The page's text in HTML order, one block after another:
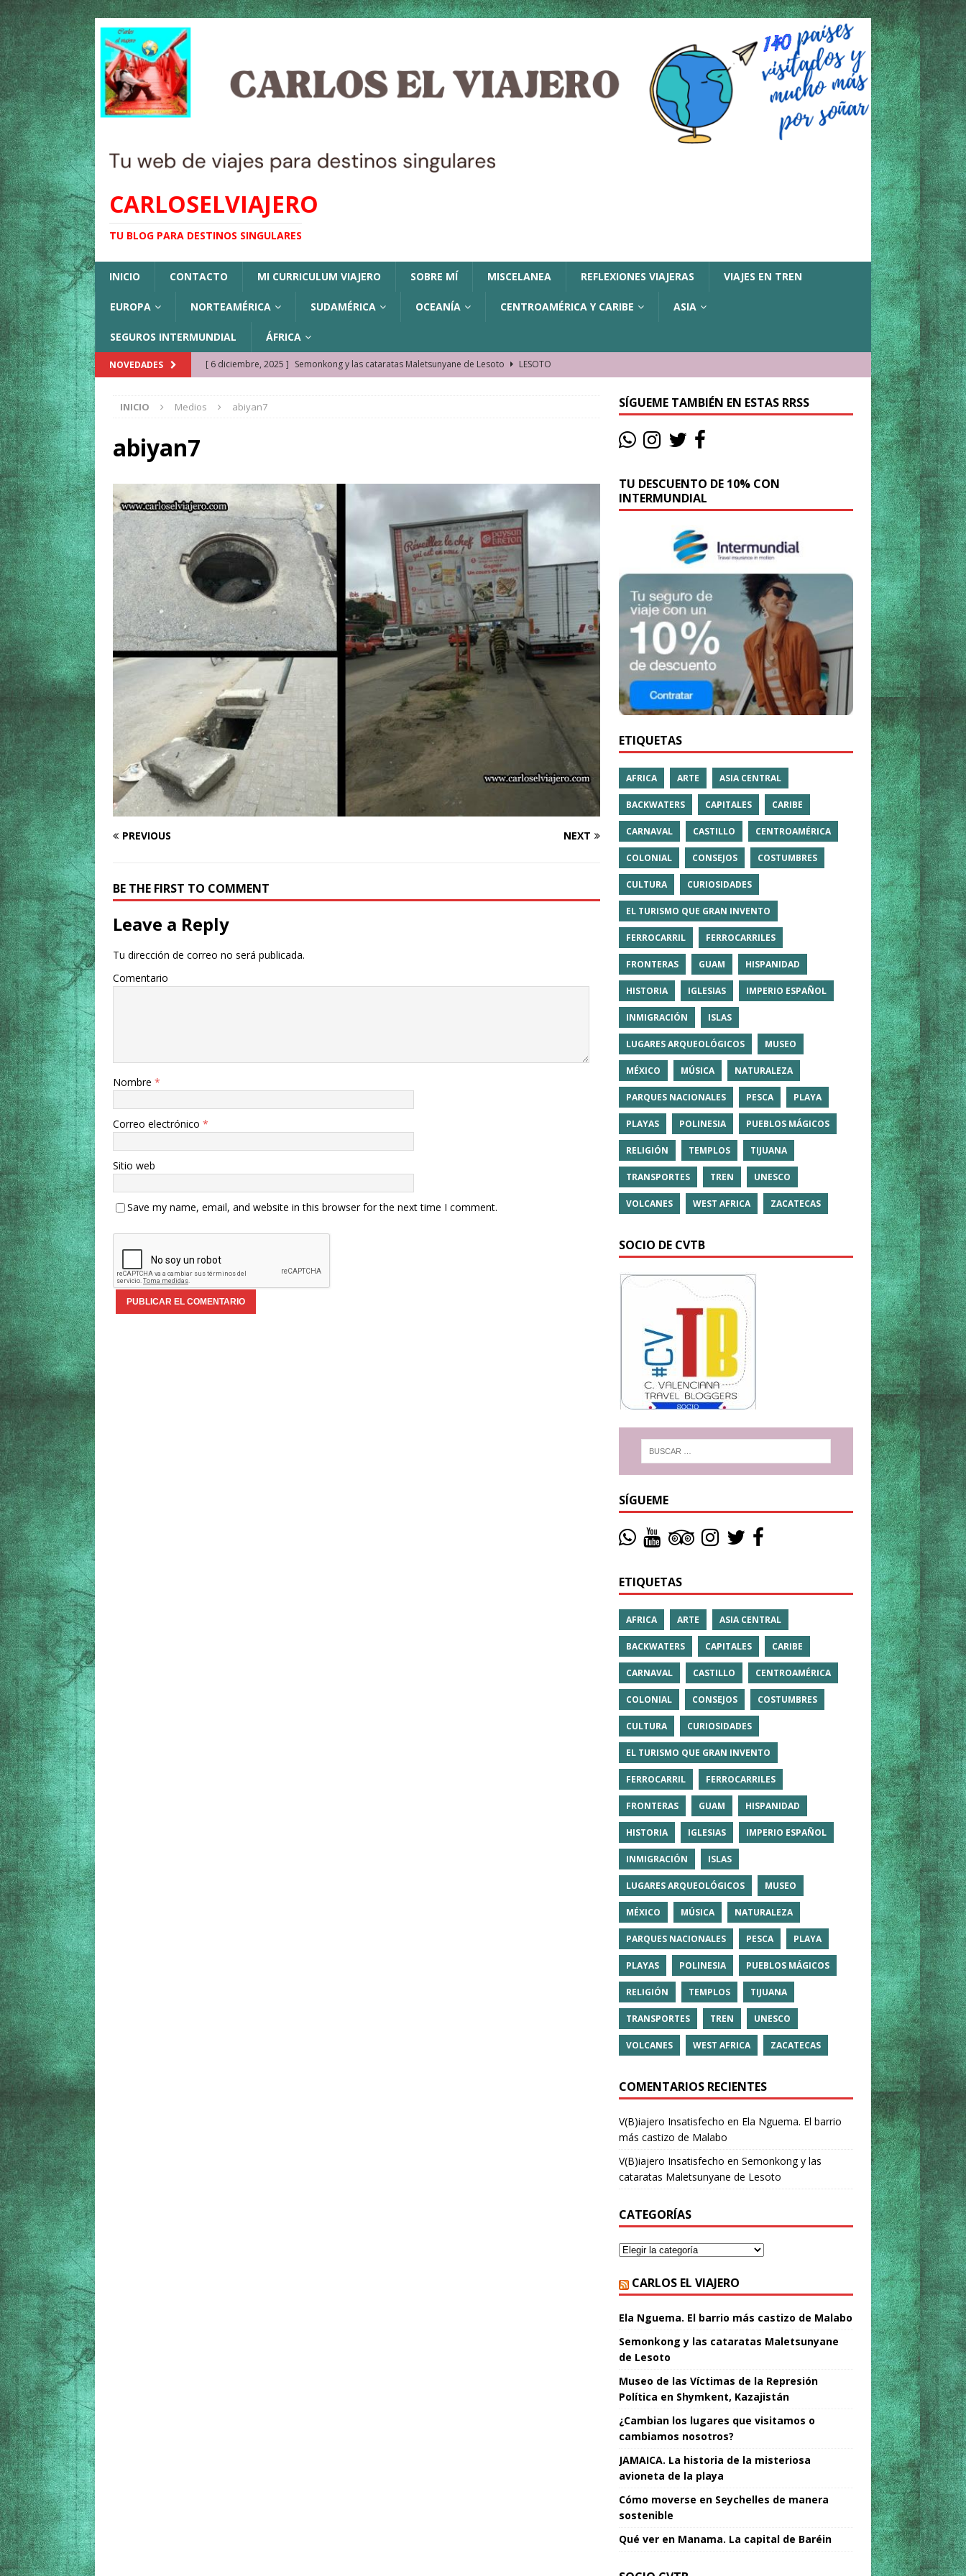
CARLOSELVIAJERO
TU BLOG PARA DESTINOS SINGULARES
INICIO CONTACTO MI CURRICULUM VIAJERO SOBRE MÍ MISCELANEA REFLEXIONES VIAJERAS VIAJES EN TREN
EUROPA NORTEAMÉRICA SUDAMÉRICA OCEANÍA CENTROAMÉRICA Y CARIBE ASIA
SEGUROS INTERMUNDIAL ÁFRICA
NOVEDADES [ 6 diciembre, 2025 ] Semonkong y las cataratas Maletsunyane de Lesoto
LESOTO
KAZAJISTÁN
[ 9 octubre, 2025 ] JAMAICA. La historia de la misteriosa avioneta de la playa
JAMAICA
[ 27 septiembre, 2025 ] Cómo moverse en Seychelles de manera sostenible
SEYCHELLES
[ 3 agosto, 2025 ]
Qué ver en Manama. La capital de Baréin
BARÉIN
[ 15 marzo, 2026 ]
Ela Nguema. El barrio más castizo de Malabo GUINEA ECUATORIAL
INICIO Medios abiyan7
abiyan7
PREVIOUS NEXT
BE THE FIRST TO COMMENT
Leave a Reply
Tu dirección de correo no será publicada.
Comentario
Nombre *
Correo electrónico *
Sitio web
Save my name, email, and website in this browser for the next time I comment.
SÍGUEME TAMBIÉN EN ESTAS RRSS
TU DESCUENTO DE 10% CON
INTERMUNDIAL
ETIQUETAS
AFRICA ARTE ASIA CENTRAL
BACKWATERS CAPITALES CARIBE
CARNAVAL CASTILLO CENTROAMÉRICA
COLONIAL CONSEJOS COSTUMBRES
CULTURA CURIOSIDADES
EL TURISMO QUE GRAN INVENTO
FERROCARRIL FERROCARRILES
FRONTERAS GUAM HISPANIDAD
HISTORIA IGLESIAS IMPERIO ESPAÑOL
INMIGRACIÓN ISLAS
LUGARES ARQUEOLÓGICOS MUSEO
MÉXICO MÚSICA NATURALEZA
PARQUES NACIONALES PESCA PLAYA
PLAYAS POLINESIA PUEBLOS MÁGICOS
RELIGIÓN TEMPLOS TIJUANA
TRANSPORTES TREN UNESCO
VOLCANES WEST AFRICA ZACATECAS
SOCIO DE CVTB
SÍGUEME
ETIQUETAS
AFRICA ARTE ASIA CENTRAL
BACKWATERS CAPITALES CARIBE
CARNAVAL CASTILLO CENTROAMÉRICA
COLONIAL CONSEJOS COSTUMBRES
CULTURA CURIOSIDADES
EL TURISMO QUE GRAN INVENTO
FERROCARRIL FERROCARRILES
FRONTERAS GUAM HISPANIDAD
HISTORIA IGLESIAS IMPERIO ESPAÑOL
INMIGRACIÓN ISLAS
LUGARES ARQUEOLÓGICOS MUSEO
MÉXICO MÚSICA NATURALEZA
PARQUES NACIONALES PESCA PLAYA
PLAYAS POLINESIA PUEBLOS MÁGICOS
RELIGIÓN TEMPLOS TIJUANA
TRANSPORTES TREN UNESCO
VOLCANES WEST AFRICA ZACATECAS
COMENTARIOS RECIENTES
V(B)iajero Insatisfecho en Ela Nguema. El barrio
más castizo de Malabo
V(B)iajero Insatisfecho en Semonkong y las
cataratas Maletsunyane de Lesoto
CATEGORÍAS
CARLOS EL VIAJERO
Ela Nguema. El barrio más castizo de Malabo
Semonkong y las cataratas Maletsunyane
de Lesoto
Museo de las Víctimas de la Represión
Política en Shymkent, Kazajistán
¿Cambian los lugares que visitamos o
cambiamos nosotros?
JAMAICA. La historia de la misteriosa
avioneta de la playa
Cómo moverse en Seychelles de manera
sostenible
Qué ver en Manama. La capital de Baréin